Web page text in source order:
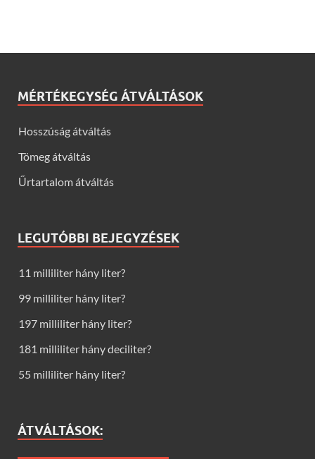
MÉRTÉKEGYSÉG ÁTVÁLTÁSOK
Hosszúság átváltás
Tömeg átváltás
Űrtartalom átváltás
LEGUTÓBBI BEJEGYZÉSEK
11 milliliter hány liter?
99 milliliter hány liter?
197 milliliter hány liter?
181 milliliter hány deciliter?
55 milliliter hány liter?
ÁTVÁLTÁSOK: